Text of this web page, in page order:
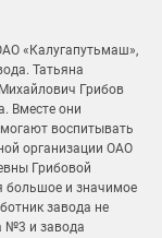
«Калугапутьмаш»,
Татьяна
Грибов
Вместе они
воспитывать
организации ОАО
Грибовой
большое и значимое
завода не
№3 и завода